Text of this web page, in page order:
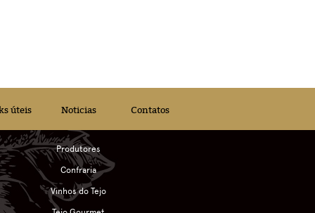
úteis Noticias Contatos
Produtores
Confraria
Vinhos do Tejo